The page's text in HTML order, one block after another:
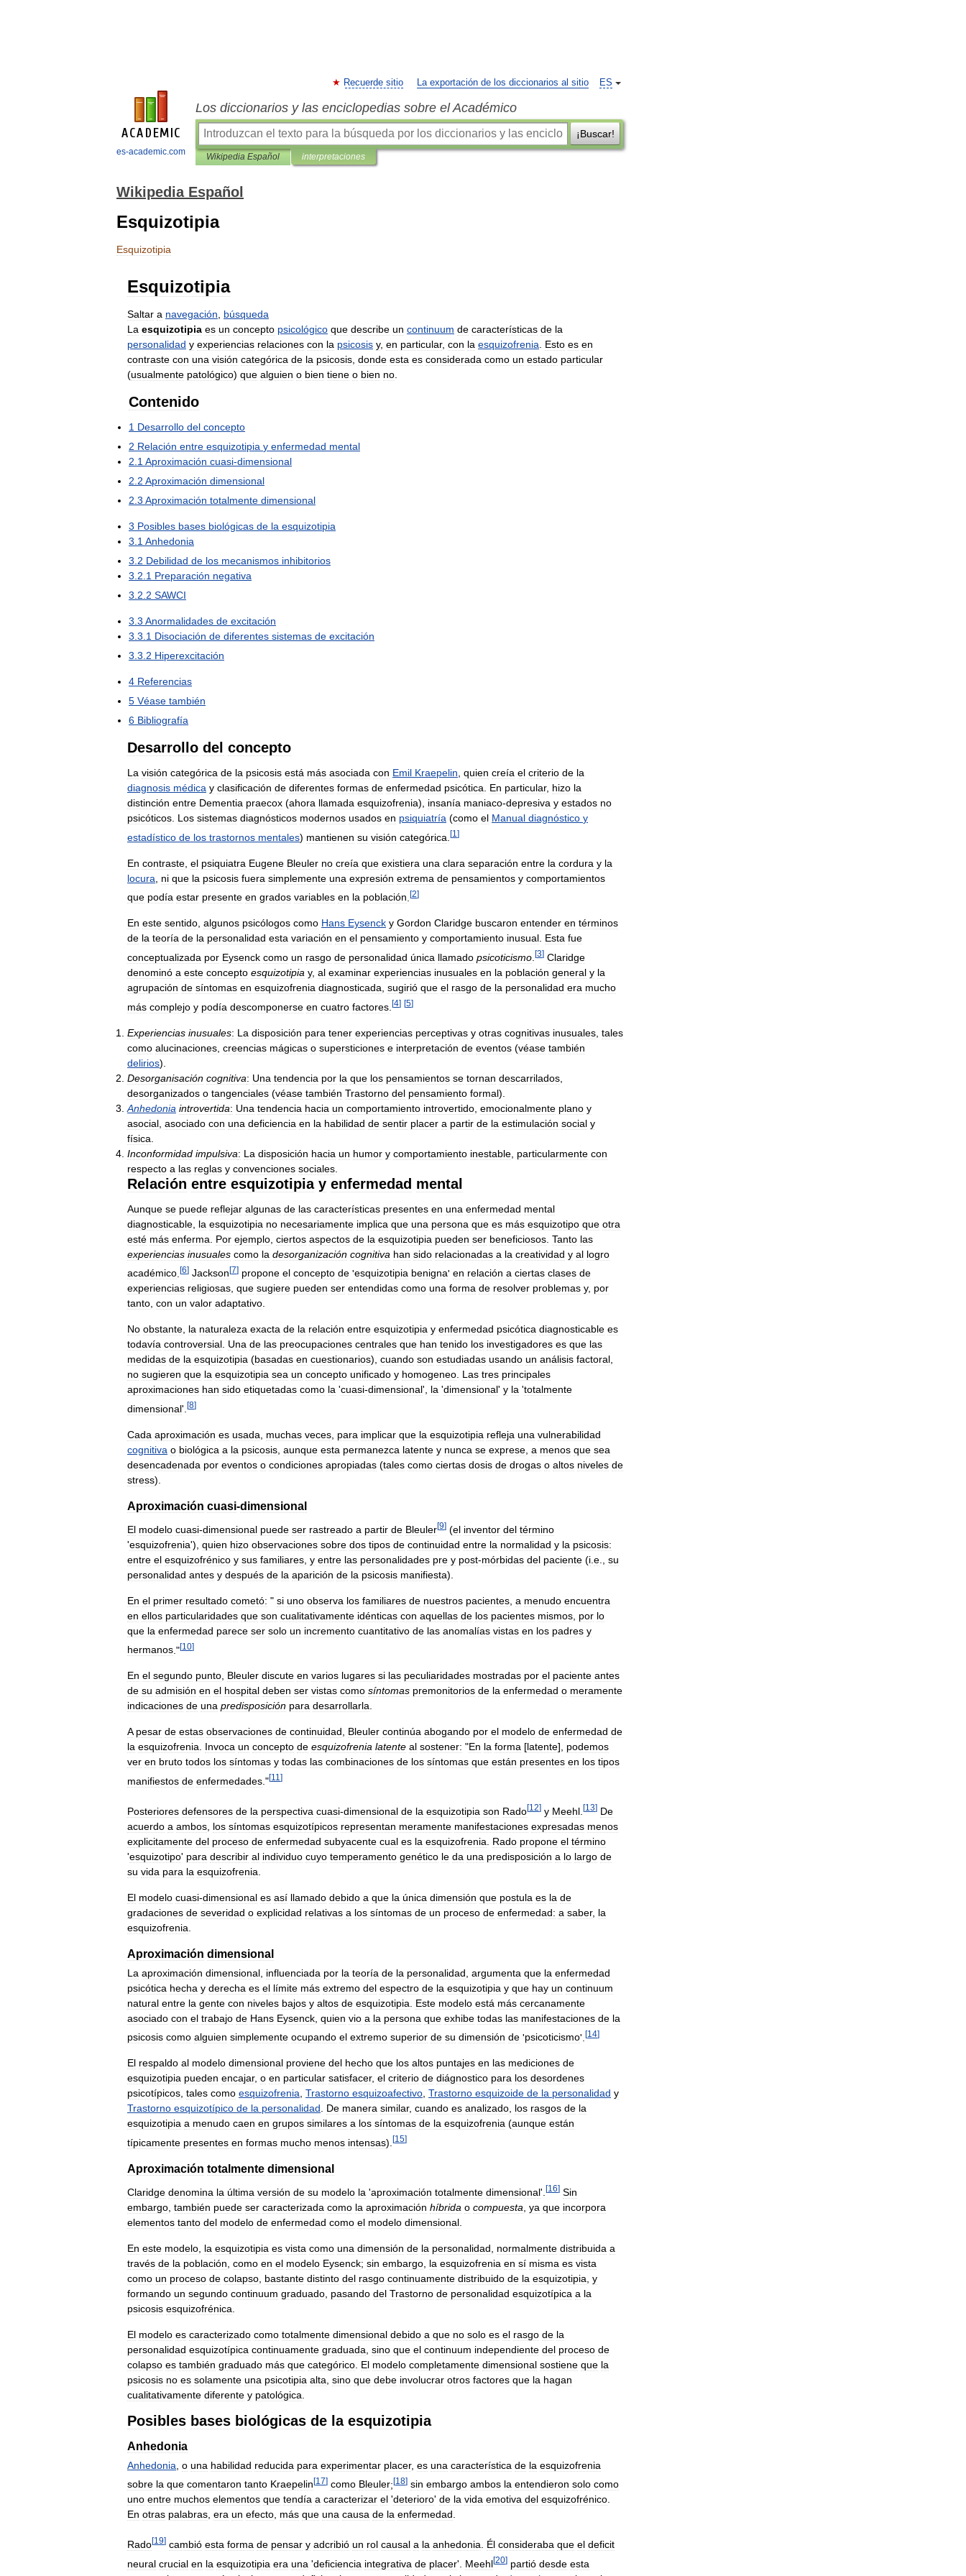
es-academic.com
ES
Recuerde sitio La exportación de los diccionarios al sitio
Los diccionarios y las enciclopedias sobre el Académico
¡Buscar!
Wikipedia Español interpretaciones
Wikipedia Español
Esquizotipia
Esquizotipia
Esquizotipia
Saltar a navegación
búsqueda
La esquizotipia es un concepto psicológico que describe un continuum de características de la
personalidad y experiencias relaciones con la psicosis y, en particular, con la esquizofrenia Esto es en
contraste con una visión categórica de la psicosis donde esta es considerada como un estado particular
(usualmente patológico) que alguien o bien tiene o bien no
Contenido
1 Desarrollo del concepto
2 Relación entre esquizotipia y enfermedad mental
2 1 Aproximación cuasi-dimensional
2 2 Aproximación dimensional
2 3 Aproximación totalmente dimensional
3 Posibles bases biológicas de la esquizotipia
3 1 Anhedonia
3 2 Debilidad de los mecanismos inhibitorios
3 2 1 Preparación negativa
3 2 2 SAWCI
3 3 Anormalidades de excitación
3 3 1 Disociación de diferentes sistemas de excitación
3 3 2 Hiperexcitación
4 Referencias
5 Véase también
6 Bibliografía
Desarrollo del concepto
La visión categórica de la psicosis está más asociada con Emil Kraepelin quien creía el criterio de la
diagnosis médica y clasificación de diferentes formas de enfermedad psicótica En particular, hizo la
distinción entre Dementia praecox (ahora llamada esquizofrenia), insanía maniaco-depresiva y estados no
psicóticos Los sistemas diagnósticos modernos usados en psiquiatría (como el Manual diagnóstico y
estadístico de los trastornos mentales) mantienen su visión categórica [1 ]
En contraste el psiquiatra Eugene Bleuler no creía que existiera una clara separación entre la cordura y la
locura
ni que la psicosis fuera simplemente una expresión extrema de pensamientos y comportamientos
que podía estar presente en grados variables en la población [2]
En este sentido, algunos psicólogos como Hans Eysenck y Gordon Claridge buscaron entender en términos
de la teoría de la personalidad esta variación en el pensamiento y comportamiento inusual. Esta fue
conceptualizada por Eysenck como un rasgo de personalidad única llamado psicoticismo [3] Claridge
denominó a este concepto esquizotipia y, al examinar experiencias inusuales en la población general y la
agrupación de síntomas en esquizofrenia diagnosticada sugirió que el rasgo de la personalidad era mucho
más complejo y podía descomponerse en cuatro factores [4] [5]
Experiencias inusuales: La disposición para tener experiencias perceptivas y otras cognitivas inusuales tales
como alucinaciones creencias mágicas o supersticiones e interpretación de eventos (véase también
delirios).
Desorganisación cognitiva: Una tendencia por la que los pensamientos se tornan descarrilados
desorganizados o tangenciales (véase también Trastorno del pensamiento formal).
Anhedonia introvertida: Una tendencia hacia un comportamiento introvertido emocionalmente plano y
asocial asociado con una deficiencia en la habilidad de sentir placer a partir de la estimulación social y
física
Inconformidad impulsiva: La disposición hacia un humor y comportamiento inestable particularmente con
respecto a las reglas y convenciones sociales
Relación entre esquizotipia y enfermedad mental
Aunque se puede reflejar algunas de las características presentes en una enfermedad mental
diagnosticable la esquizotipia no necesariamente implica que una persona que es más esquizotipo que otra
esté más enferma Por ejemplo ciertos aspectos de la esquizotipia pueden ser beneficiosos Tanto las
experiencias inusuales como la desorganización cognitiva han sido relacionadas a la creatividad y al logro
académico [6] Jackson[7] propone el concepto de 'esquizotipia benigna' en relación a ciertas clases de
experiencias religiosas, que sugiere pueden ser entendidas como una forma de resolver problemas y, por
tanto, con un valor adaptativo.
No obstante, la naturaleza exacta de la relación entre esquizotipia y enfermedad psicótica diagnosticable es
todavía controversial. Una de las preocupaciones centrales que han tenido los investigadores es que las
medidas de la esquizotipia (basadas en cuestionarios), cuando son estudiadas usando un análisis factoral,
no sugieren que la esquizotipia sea un concepto unificado y homogeneo. Las tres principales
aproximaciones han sido etiquetadas como la 'cuasi-dimensional', la 'dimensional' y la 'totalmente
dimensional'. [8]
Cada aproximación es usada muchas veces para implicar que la esquizotipia refleja una vulnerabilidad
cognitiva o biológica a la psicosis aunque esta permanezca latente y nunca se exprese a menos que sea
desencadenada por eventos o condiciones apropiadas (tales como ciertas dosis de drogas o altos niveles de
stress).
Aproximación cuasi-dimensional
El modelo cuasi-dimensional puede ser rastreado a partir de Bleuler[9] (el inventor del término
'esquizofrenia'), quien hizo observaciones sobre dos tipos de continuidad entre la normalidad y la psicosis:
entre el esquizofrénico y sus familiares y entre las personalidades pre y post-mórbidas del paciente (i e
su
personalidad antes y después de la aparición de la psicosis manifiesta).
En el primer resultado cometó: " si uno observa los familiares de nuestros pacientes a menudo encuentra
en ellos particularidades que son cualitativamente idénticas con aquellas de los pacientes mismos por lo
que la enfermedad parece ser solo un incremento cuantitativo de las anomalías vistas en los padres y
hermanos ."[10]
En el segundo punto, Bleuler discute en varios lugares si las peculiaridades mostradas por el paciente antes
de su admisión en el hospital deben ser vistas como síntomas premonitorios de la enfermedad o meramente
indicaciones de una predisposición para desarrollarla.
A pesar de estas observaciones de continuidad, Bleuler continúa abogando por el modelo de enfermedad de
la esquizofrenia. Invoca un concepto de esquizofrenia latente al sostener: "En la forma [latente], podemos
ver en bruto todos los síntomas y todas las combinaciones de los síntomas que están presentes en los tipos
manifiestos de enfermedades ."[11 ]
Posteriores defensores de la perspectiva cuasi-dimensional de la esquizotipia son Rado[12] y Meehl [13] De
acuerdo a ambos los síntomas esquizotípicos representan meramente manifestaciones expresadas menos
explicitamente del proceso de enfermedad subyacente cual es la esquizofrenia Rado propone el término
'esquizotipo' para describir al individuo cuyo temperamento genético le da una predisposición a lo largo de
su vida para la esquizofrenia
El modelo cuasi-dimensional es así llamado debido a que la única dimensión que postula es la de
gradaciones de severidad o explicidad relativas a los síntomas de un proceso de enfermedad: a saber, la
esquizofrenia
Aproximación dimensional
La aproximación dimensional influenciada por la teoría de la personalidad argumenta que la enfermedad
psicótica hecha y derecha es el límite más extremo del espectro de la esquizotipia y que hay un continuum
natural entre la gente con niveles bajos y altos de esquizotipia Este modelo está más cercanamente
asociado con el trabajo de Hans Eysenck quien vio a la persona que exhibe todas las manifestaciones de la
psicosis como alguien simplemente ocupando el extremo superior de su dimensión de 'psicoticismo'. [14]
El respaldo al modelo dimensional proviene del hecho que los altos puntajes en las mediciones de
esquizotipia pueden encajar, o en particular satisfacer, el criterio de diágnostico para los desordenes
psicotípicos, tales como esquizofrenia, Trastorno esquizoafectivo, Trastorno esquizoide de la personalidad y
Trastorno esquizotípico de la personalidad. De manera similar, cuando es analizado, los rasgos de la
esquizotipia a menudo caen en grupos similares a los síntomas de la esquizofrenia (aunque están
típicamente presentes en formas mucho menos intensas). [15]
Aproximación totalmente dimensional
Claridge denomina la última versión de su modelo la 'aproximación totalmente dimensional'. [16] Sin
embargo también puede ser caracterizada como la aproximación híbrida o compuesta ya que incorpora
elementos tanto del modelo de enfermedad como el modelo dimensional
En este modelo la esquizotipia es vista como una dimensión de la personalidad normalmente distribuida a
través de la población como en el modelo Eysenck; sin embargo la esquizofrenia en sí misma es vista
como un proceso de colapso bastante distinto del rasgo continuamente distribuido de la esquizotipia y
formando un segundo continuum graduado pasando del Trastorno de personalidad esquizotípica a la
psicosis esquizofrénica
El modelo es caracterizado como totalmente dimensional debido a que no solo es el rasgo de la
personalidad esquizotípica continuamente graduada sino que el continuum independiente del proceso de
colapso es también graduado más que categórico El modelo completamente dimensional sostiene que la
psicosis no es solamente una psicotipia alta sino que debe involucrar otros factores que la hagan
cualitativamente diferente y patológica
Posibles bases biológicas de la esquizotipia
Anhedonia
Anhedonia o una habilidad reducida para experimentar placer, es una característica de la esquizofrenia
sobre la que comentaron tanto Kraepelin[17] como Bleuler;[18] sin embargo ambos la entendieron solo como
uno entre muchos elementos que tendía a caracterizar el 'deterioro' de la vida emotiva del esquizofrénico
En otras palabras era un efecto más que una causa de la enfermedad
Rado[19] cambió esta forma de pensar y adcribió un rol causal a la anhedonia Él consideraba que el deficit
neural crucial en la esquizotipia era una 'deficiencia integrativa de placer'. Meehl[20] partió desde esta